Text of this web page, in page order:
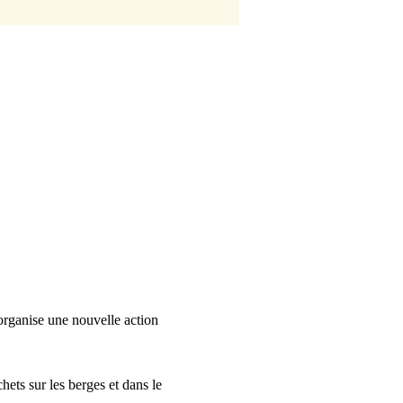
une nouvelle action
sur les berges et dans le